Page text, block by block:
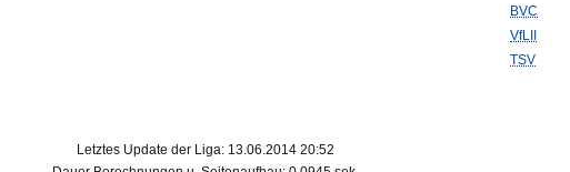
BVC
VfLII
TSV
Letztes Update der Liga: 13.06.2014 20:52